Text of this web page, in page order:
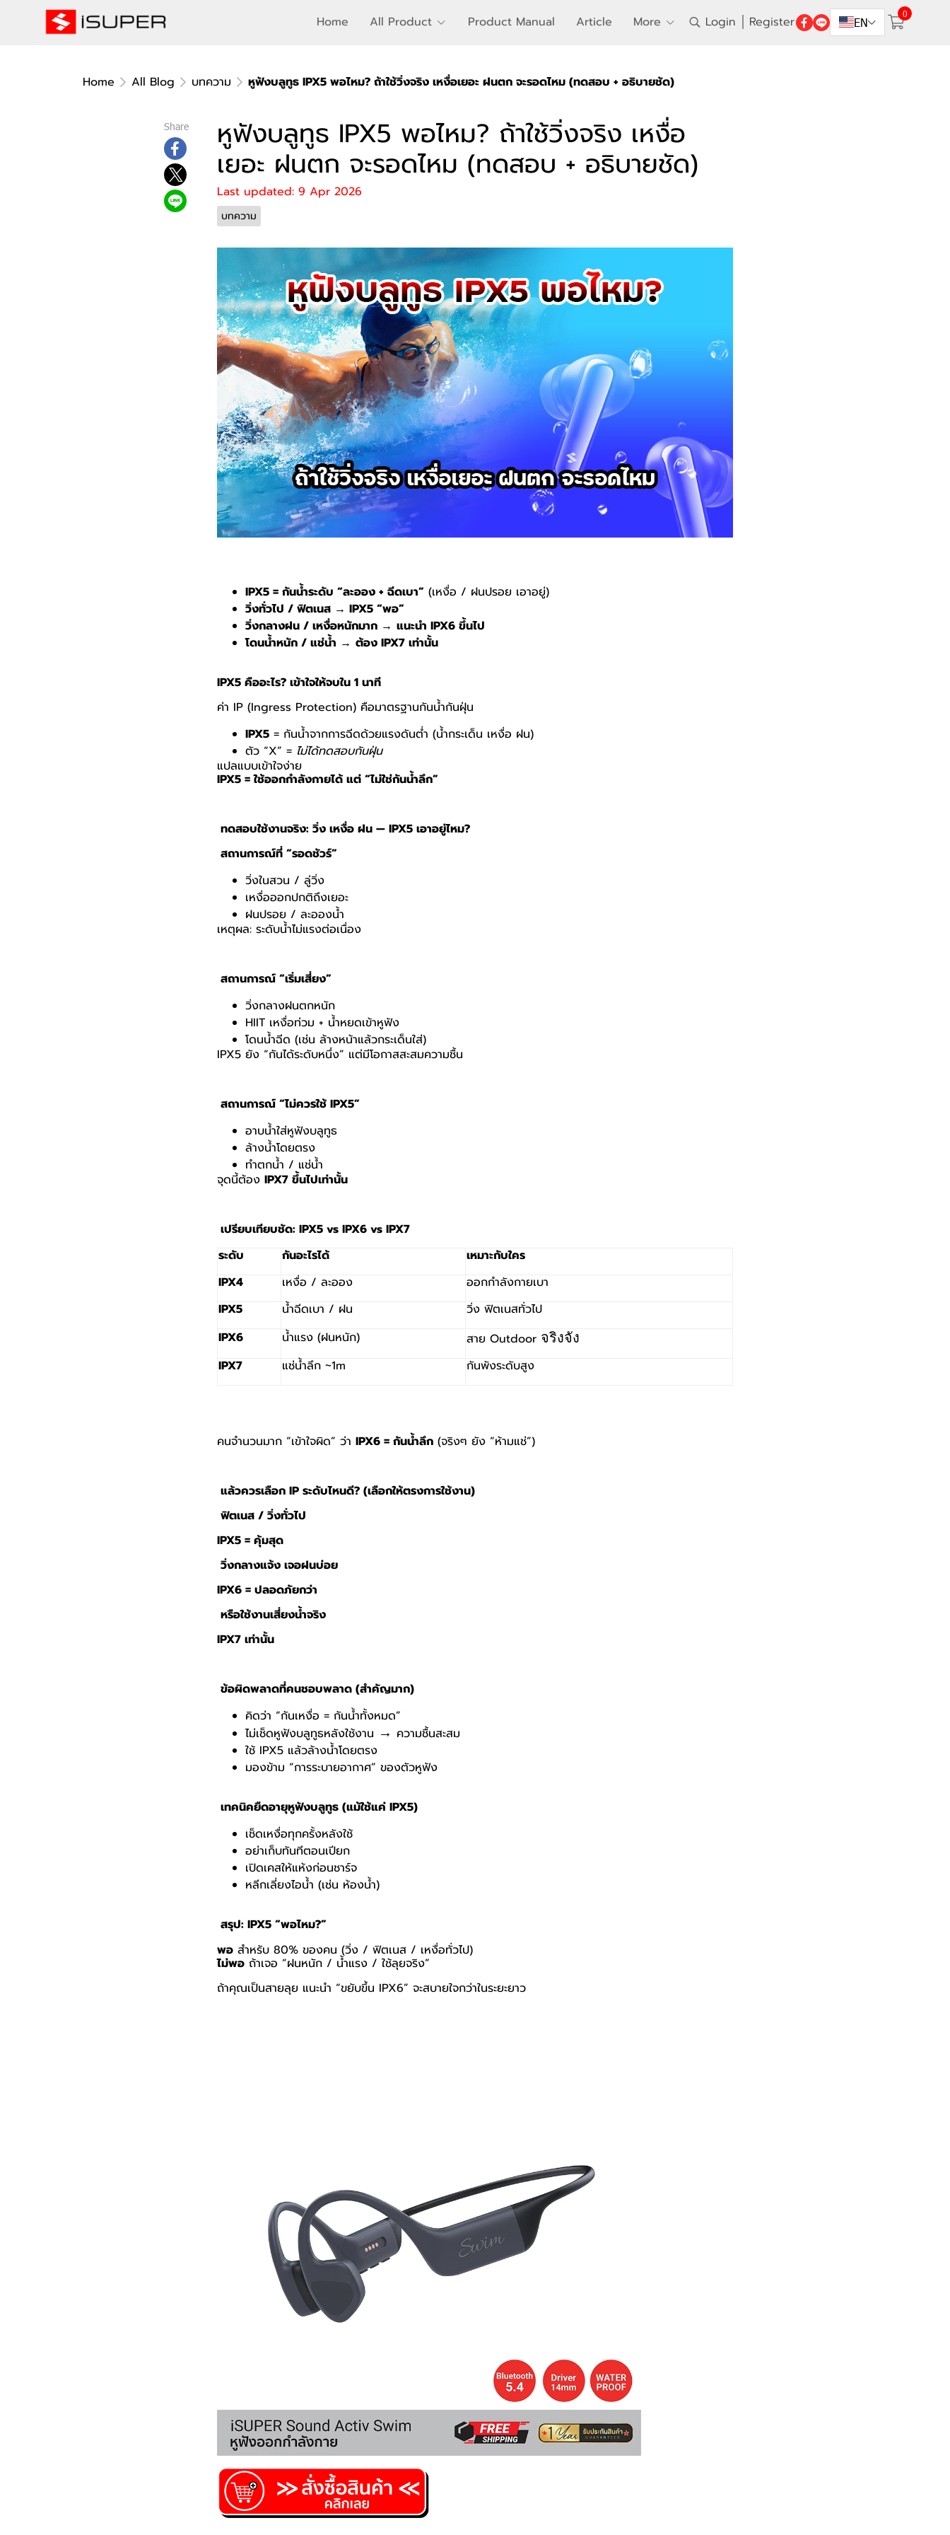
Home All Product Product Manual Article More Login Register EN
0
Home All Blog บทความ หูฟังบลูทูธ IPX5 พอไหม? ถ้าใช้วิ่งจริง เหงื่อเยอะ ฝนตก จะรอดไหม (ทดสอบ + อธิบายชัด)
Share หูฟังบลูทูธ IPX5 พอไหม? ถ้าใช้วิ่งจริง เหงื่อ
เยอะ ฝนตก จะรอดไหม (ทดสอบ + อธิบายชัด)
Last updated: 9 Apr 2026
บทความ
IPX5 = กันน้ำระดับ “ละออง + ฉีดเบา” (เหงื่อ / ฝนปรอย เอาอยู่)
วิ่งทั่วไป / ฟิตเนส → IPX5 “พอ”
วิ่งกลางฝน / เหงื่อหนักมาก → แนะนำ IPX6 ขึ้นไป
โดนน้ำหนัก / แช่น้ำ → ต้อง IPX7 เท่านั้น
IPX5 คืออะไร? เข้าใจให้จบใน 1 นาที
ค่า IP (Ingress Protection) คือมาตรฐานกันน้ำกันฝุ่น
IPX5 = กันน้ำจากการฉีดด้วยแรงดันต่ำ (น้ำกระเด็น เหงื่อ ฝน)
ตัว “X” = ไม่ได้ทดสอบกันฝุ่น
แปลแบบเข้าใจง่าย
IPX5 =ใช้ออกกำลังกายได้ แต่ “ไม่ใช่กันน้ำลึก”
ทดสอบใช้งานจริง: วิ่ง เหงื่อ ฝน — IPX5 เอาอยู่ไหม?
สถานการณ์ที่ “รอดชัวร์”
วิ่งในสวน / ลู่วิ่ง
เหงื่อออกปกติถึงเยอะ
ฝนปรอย / ละอองน้ำ
เหตุผล: ระดับน้ำไม่แรงต่อเนื่อง
สถานการณ์ “เริ่มเสี่ยง”
วิ่งกลางฝนตกหนัก
HIIT เหงื่อท่วม + น้ำหยดเข้าหูฟัง
โดนน้ำฉีด (เช่น ล้างหน้าแล้วกระเด็นใส่)
IPX5 ยัง “กันได้ระดับหนึ่ง” แต่มีโอกาสสะสมความชื้น
สถานการณ์ “ไม่ควรใช้ IPX5”
อาบน้ำใส่หูฟังบลูทูธ
ล้างน้ำโดยตรง
ทำตกน้ำ / แช่น้ำ
จุดนี้ต้อง IPX7 ขึ้นไปเท่านั้น
เปรียบเทียบชัด: IPX5 vs IPX6 vs IPX7
ระดับ
กันอะไรได้
เหมาะกับใคร
IPX4
เหงื่อ / ละออง
ออกกำลังกายเบา
IPX5
น้ำฉีดเบา / ฝน
วิ่ง ฟิตเนสทั่วไป
IPX6
น้ำแรง (ฝนหนัก) สาย Outdoor จริงจัง
IPX7 แช่น้ำลึก ~1m กันพังระดับสูง
คนจำนวนมาก “เข้าใจผิด” ว่า IPX6 = กันน้ำลึก (จริงๆ ยัง “ห้ามแช่”)
แล้วควรเลือก IP ระดับไหนดี? (เลือกให้ตรงการใช้งาน)
ฟิตเนส / วิ่งทั่วไป
IPX5 = คุ้มสุด
วิ่งกลางแจ้ง เจอฝนบ่อย
IPX6 = ปลอดภัยกว่า
หรือใช้งานเสี่ยงน้ำจริง
IPX7 เท่านั้น
ข้อผิดพลาดที่คนชอบพลาด (สำคัญมาก)
คิดว่า “กันเหงื่อ = กันน้ำทั้งหมด”
ไม่เช็ดหูฟังบลูทูธหลังใช้งาน → ความชื้นสะสม
ใช้ IPX5 แล้วล้างน้ำโดยตรง
มองข้าม “การระบายอากาศ” ของตัวหูฟัง
เทคนิคยืดอายุหูฟังบลูทูธ (แม้ใช้แค่ IPX5)
เช็ดเหงื่อทุกครั้งหลังใช้
อย่าเก็บทันทีตอนเปียก
เปิดเคสให้แห้งก่อนชาร์จ
หลีกเลี่ยงไอน้ำ (เช่น ห้องน้ำ)
สรุป: IPX5 “พอไหม?”
พอ สำหรับ 80% ของคน (วิ่ง / ฟิตเนส / เหงื่อทั่วไป)
ไม่พอ ถ้าเจอ “ฝนหนัก / น้ำแรง / ใช้ลุยจริง”
ถ้าคุณเป็นสายลุย แนะนำ “ขยับขึ้น IPX6” จะสบายใจกว่าในระยะยาว